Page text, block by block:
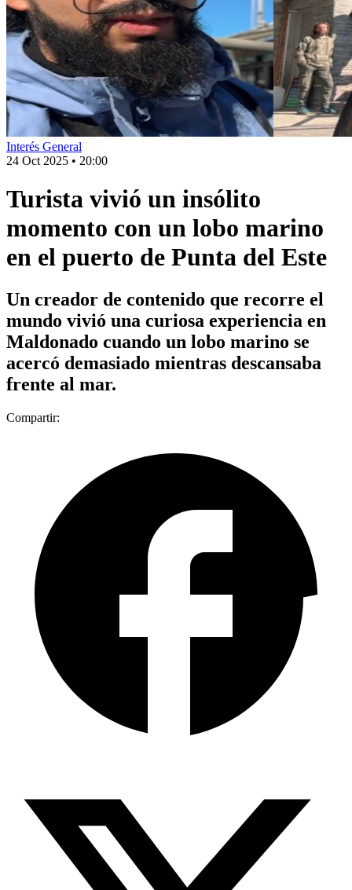
Interés General
24 Oct 2025 • 20:00
Turista vivió un insólito
momento con un lobo marino
en el puerto de Punta del Este
Un creador de contenido que recorre el
mundo vivió una curiosa experiencia en
Maldonado cuando un lobo marino se
acercó demasiado mientras descansaba
frente al mar.
Compartir: